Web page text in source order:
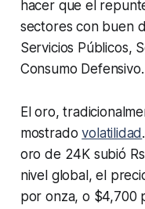
hacer que el
sectores con buen
Servicios Públicos,
Consumo Defensivo.
El oro,
mostradovolatilidad
oro de 24K subió
nivel global, el
por onza, o $4,700